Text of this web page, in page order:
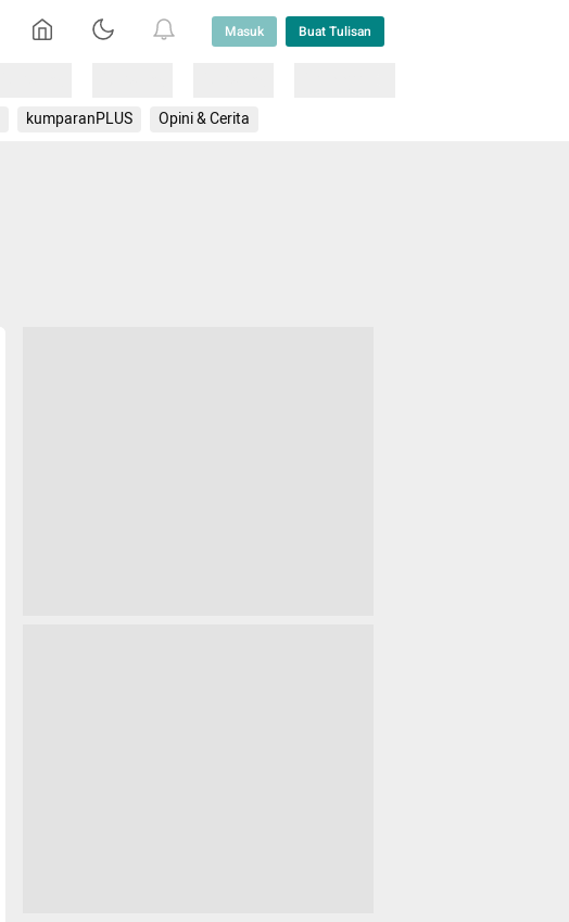
Masuk Buat Tulisan
kumparanPLUS Opini & Cerita